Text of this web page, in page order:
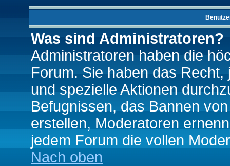
Was sind Administratoren?
Administratoren haben die
Forum. Sie haben das
und spezielle Aktionen
Befugnissen, das Bannen
erstellen, Moderatoren
jedem Forum die vollen
Nach oben